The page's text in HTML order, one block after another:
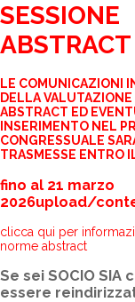
SESSIONE
LE COMUNICAZIONI
DELLA VALUTAZIONE
ABSTRACT ED
INSERIMENTO NEL
CONGRESSUALE
TRASMESSE ENTRO
fino al 21 marzo
2026upload/
clicca qui per
norme abstract
Se sei SOCIO SIA
essere